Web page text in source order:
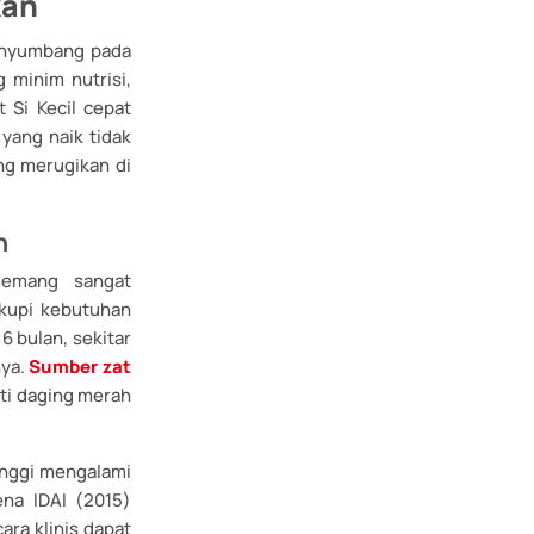
pada
minim nutrisi,
Si Kecil cepat
naik tidak
merugikan di
sangat
kebutuhan
bulan, sekitar
Sumber zat
daging merah
mengalami
IDAI (2015)
klinis dapat